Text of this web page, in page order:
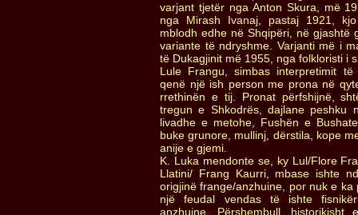
varjant tjetër nga Anton Skura, më
nga Mirash Ivanaj, pastaj 1921,
mblodh edhe në Shqipëri, në gjashtë
variante të ndryshme. Varjanti më i
të Dukagjinit më 1955, nga folkloristi i
Lule Frangu, simbas interpretimit
qenë një ish person me prona në
rrethinën e tij. Pronat përfshijnë,
tregun e Shkodrës, dajlane peshku
livadhe e metohe, Fushën e
buke grunore, mullinj, dërstila, kope
anije e gjemi.
K. Luka mendonte se, ky Lul/Flore
Llatini/ Frang Kaurri, mbase ishte
origjinë frange/anzhuine, por nuk e ka
një feudal vendas të ishte
anzhuine. Përshembull,